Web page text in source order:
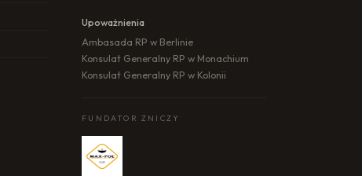
Upoważnienia
Ambasada RP w Berlinie
Konsulat Generalny RP w Monachium
Konsulat Generalny RP w Kolonii
FUNDATOR ZNICZY